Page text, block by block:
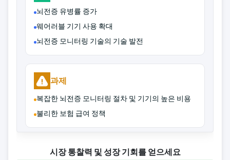
뇌전증 유병률 증가
웨어러블 기기 사용 확대
뇌전증 모니터링 기술의 기술 발전
과제
복잡한 뇌전증 모니터링 절차 및 기기의 높은 비용
불리한 보험 급여 정책
시장 통찰력 및 성장 기회를 얻으세요